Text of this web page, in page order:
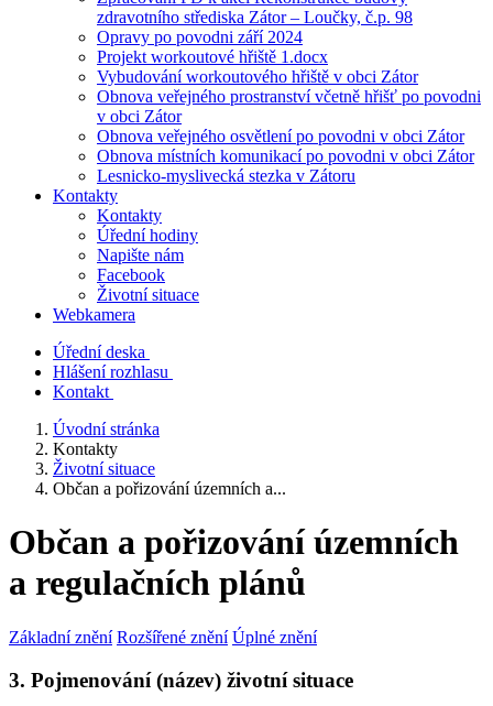
zdravotního střediska Zátor – Loučky, č.p. 98
Opravy po povodni září 2024
Projekt workoutové hřiště 1.docx
Vybudování workoutového hřiště v obci Zátor
Obnova veřejného prostranství včetně hřišť po povodni
v obci Zátor
Obnova veřejného osvětlení po povodni v obci Zátor
Obnova místních komunikací po povodni v obci Zátor
Lesnicko-myslivecká stezka v Zátoru
Kontakty
Kontakty
Úřední hodiny
Napište nám
Facebook
Životní situace
Webkamera
Úřední deska
Hlášení rozhlasu
Kontakt
Úvodní stránka
Kontakty
Životní situace
Občan a pořizování územních a...
Občan a pořizování územních
a regulačních plánů
Základní znění Rozšířené znění Úplné znění
3. Pojmenování (název) životní situace